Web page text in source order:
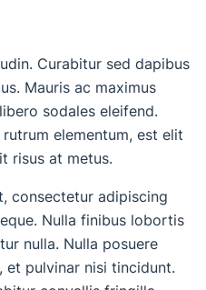
Curabitur sed dapibus
Mauris ac maximus
sodales eleifend.
elementum, est elit
risus at metus.
consectetur adipiscing
Nulla finibus lobortis
nulla. Nulla posuere
et pulvinar nisi tincidunt.